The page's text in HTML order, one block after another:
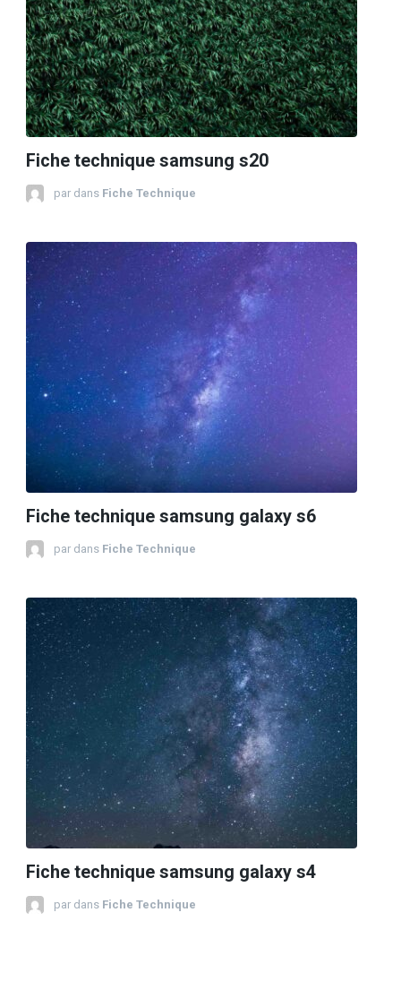
Fiche technique samsung s20
par dans Fiche Technique
Fiche technique samsung galaxy s6
par dans Fiche Technique
Fiche technique samsung galaxy s4
par dans Fiche Technique